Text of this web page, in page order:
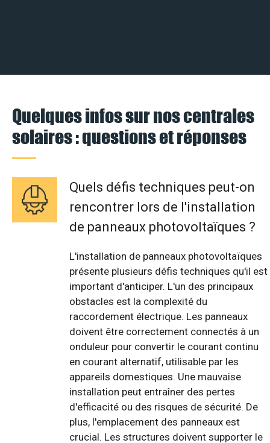
Quelques infos sur nos centrales
solaires : questions et réponses
Quels défis techniques peut-on
rencontrer lors de l'installation
de panneaux photovoltaïques ?
L'installation de panneaux photovoltaïques
présente plusieurs défis techniques qu'il est
important d'anticiper. L'un des principaux
obstacles est la complexité du
raccordement électrique. Les panneaux
doivent être correctement connectés à un
onduleur pour convertir le courant continu
en courant alternatif, utilisable par les
appareils domestiques. Une mauvaise
installation peut entraîner des pertes
d'efficacité ou des risques de sécurité. De
plus, l'emplacement des panneaux est
crucial. Les structures doivent supporter le